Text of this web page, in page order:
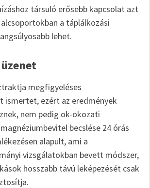
társuló erősebb kapcsolat azt
a táplálkozási
lehet.
megfigyeléses
ismertet, ezért az eredmények
nem pedig ok-okozati
becslése 24 órás
alapult, ami a
vizsgálatokban bevett módszer,
hosszabb távú leképezését csak